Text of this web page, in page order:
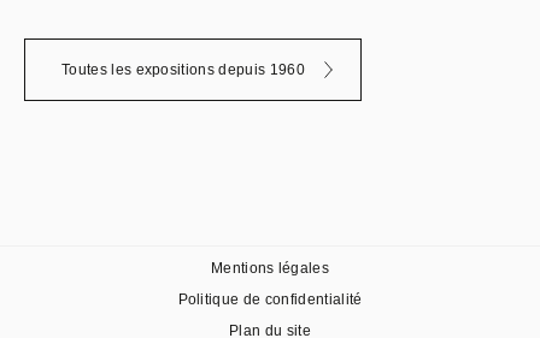
Toutes les expositions depuis 1960
Mentions légales
Politique de confidentialité
Plan du site